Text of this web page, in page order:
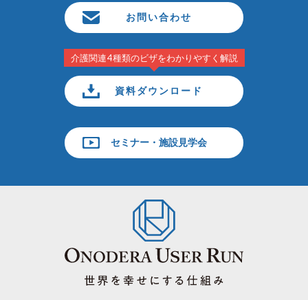
お問い合わせ
介護関連4種類のビザをわかりやすく解説
資料ダウンロード
セミナー・施設見学会